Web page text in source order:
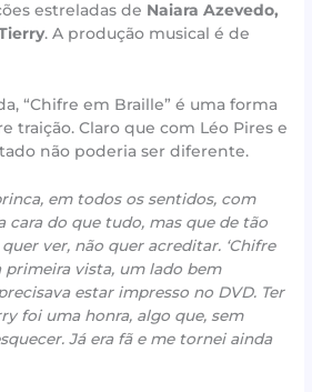
estreladas de Naiara Azevedo,
. A produção musical é de
“Chifre em Braille” é uma forma
traição. Claro que com Léo Pires e
não poderia ser diferente.
em todos os sentidos, com
cara do que tudo, mas que de tão
ver, não quer acreditar. ‘Chifre
primeira vista, um lado bem
estar impresso no DVD. Ter
foi uma honra, algo que, sem
Já era fã e me tornei ainda